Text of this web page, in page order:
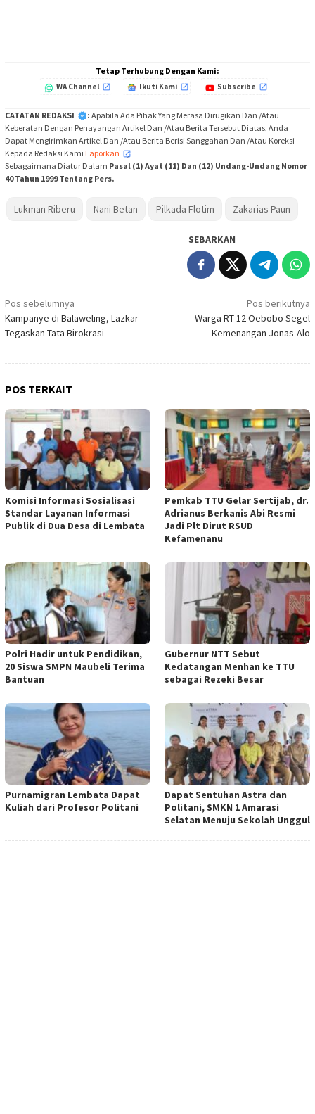
Tetap Terhubung Dengan Kami:
WA Channel Ikuti Kami Subscribe
CATATAN REDAKSI : Apabila Ada Pihak Yang Merasa Dirugikan Dan /Atau
Keberatan Dengan Penayangan Artikel Dan /Atau Berita Tersebut Diatas, Anda
Dapat Mengirimkan Artikel Dan /Atau Berita Berisi Sanggahan Dan /Atau Koreksi
Kepada Redaksi Kami Laporkan
,
Sebagaimana Diatur Dalam Pasal (1) Ayat (11) Dan (12) Undang-Undang Nomor
40 Tahun 1999 Tentang Pers.
Lukman Riberu Nani Betan Pilkada Flotim Zakarias Paun
SEBARKAN
Navigasi
pos
Pos sebelumnya
Kampanye di Balaweling, Lazkar
Tegaskan Tata Birokrasi
Pos berikutnya
Warga RT 12 Oebobo Segel
Kemenangan Jonas-Alo
POS TERKAIT
Komisi Informasi Sosialisasi
Standar Layanan Informasi
Publik di Dua Desa di Lembata
Pemkab TTU Gelar Sertijab, dr.
Adrianus Berkanis Abi Resmi
Jadi Plt Dirut RSUD
Kefamenanu
Polri Hadir untuk Pendidikan,
20 Siswa SMPN Maubeli Terima
Bantuan
Gubernur NTT Sebut
Kedatangan Menhan ke TTU
sebagai Rezeki Besar
Purnamigran Lembata Dapat
Kuliah dari Profesor Politani
Dapat Sentuhan Astra dan
Politani, SMKN 1 Amarasi
Selatan Menuju Sekolah Unggul